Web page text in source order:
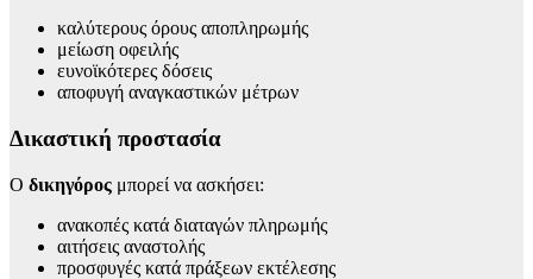
καλύτερους όρους αποπληρωμής
μείωση οφειλής
ευνοϊκότερες δόσεις
αποφυγή αναγκαστικών μέτρων
Δικαστική προστασία
Ο δικηγόρος μπορεί να ασκήσει:
ανακοπές κατά διαταγών πληρωμής
αιτήσεις αναστολής
προσφυγές κατά πράξεων εκτέλεσης